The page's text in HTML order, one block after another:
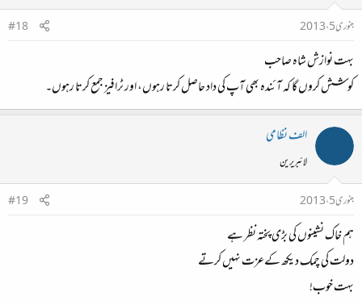
جنوری 5، 2013
#18
بہت نوازش شاہ صاحب
کوشش کروں گا کہ آئندہ بھی آپ کی داد حاصل کرتا رہوں، اور ٹرافیز جمع کرتا رہوں۔
الف نظامی
لائبریرین
جنوری 5، 2013
#19
ہم خاک نشینوں کی بڑی پختہ نظر ہے
دولت کی چمک دیکھ کےعزت نہیں کرتے
بہت خوب!